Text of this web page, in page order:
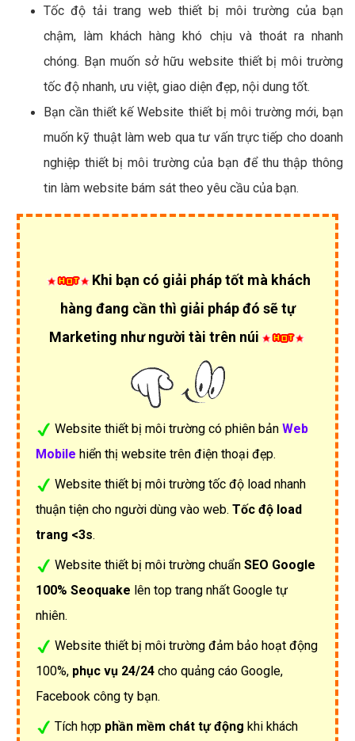
Tốc độ tải trang web thiết bị môi trường của bạn
chậm, làm khách hàng khó chịu và thoát ra nhanh
chóng. Bạn muốn sở hữu website thiết bị môi trường
tốc độ nhanh, ưu việt, giao diện đẹp, nội dung tốt.
Bạn cần thiết kế Website thiết bị môi trường mới, bạn
muốn kỹ thuật làm web qua tư vấn trực tiếp cho doanh
nghiệp thiết bị môi trường của bạn để thu thập thông
tin làm website bám sát theo yêu cầu của bạn.
Khi bạn có giải pháp tốt mà khách
hàng đang cần thì giải pháp đó sẽ tự
Marketing như người tài trên núi
Website thiết bị môi trường có phiên bản Web
Mobile hiển thị website trên điện thoại đẹp.
Website thiết bị môi trường tốc độ load nhanh
thuận tiện cho người dùng vào web. Tốc độ load
trang <3s.
Website thiết bị môi trường chuẩn SEO Google
100% Seoquake lên top trang nhất Google tự
nhiên.
Website thiết bị môi trường đảm bảo hoạt động
100%, phục vụ 24/24 cho quảng cáo Google,
Facebook công ty bạn.
Tích hợp phần mềm chát tự động khi khách